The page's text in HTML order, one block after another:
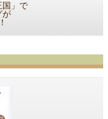
国」で
が